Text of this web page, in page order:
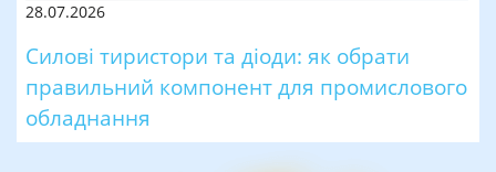
28.07.2026
Силові тиристори та діоди: як обрати
правильний компонент для промислового
обладнання